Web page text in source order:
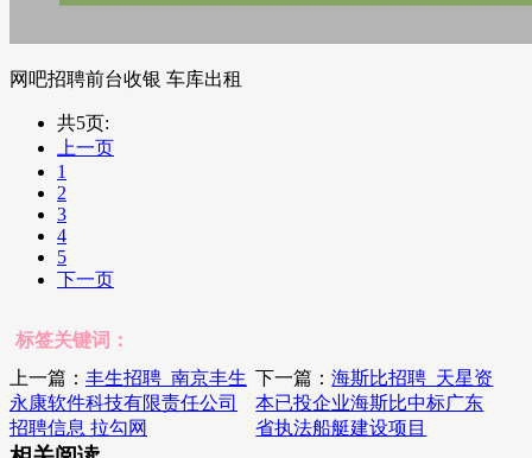
网吧招聘前台收银 车库出租
共5页:
上一页
1
2
3
4
5
下一页
标签关键词：
上一篇： 丰生招聘_南京丰生
永康软件科技有限责任公司
招聘信息 拉勾网
下一篇：海斯比招聘_天星资
本已投企业海斯比中标广东
省执法船艇建设项目